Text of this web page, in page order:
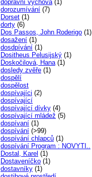
dopravní výchova(1)
dorozumívání (7)
Dorset (1)
dorty (6)
Dos Passos, John Roderigo (1)
dosažení (1)
dosdpívání (1)
Dositheus Pelusijský (1)
Doskočilová, Hana(1)
dosledy zvěře (1)
dospělí
dospělost
dospívajíci (2)
dospívající
dospívající dívky (4)
dospívající mládež (5)
dospívaní (1)
dospívání (>99)
dospívání chlapců (1)
dospívání Program : NOVYTI..
Dostal, Karel (1)
Dostaveníčko (1)
dostavníky (1)